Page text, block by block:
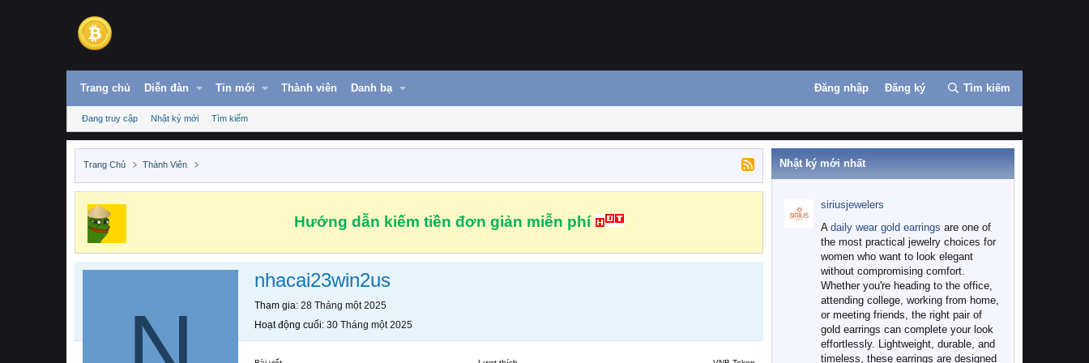
Trang chủ Diễn đàn Tin mới Thành viên Danh bạ Đăng nhập Đăng ký Tìm kiếm
Đang truy cập Nhật ký mới Tìm kiếm
Trang Chủ Thành Viên
Hướng dẫn kiếm tiền đơn giản miễn phí
nhacai23win2us
Tham gia 28 Tháng một 2025
Hoạt động cuối 30 Tháng một 2025
Nhật ký mới nhất
siriusjewelers
A daily wear gold earrings are one of
the most practical jewelry choices for
women who want to look elegant
without compromising comfort.
Whether you're heading to the office,
attending college, working from home,
or meeting friends, the right pair of
gold earrings can complete your look
effortlessly. Lightweight, durable, and
timeless, these earrings are designed